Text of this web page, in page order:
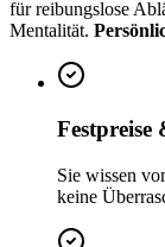
für reibungslose
Mentalität.
Festpreise
Sie wissen
keine